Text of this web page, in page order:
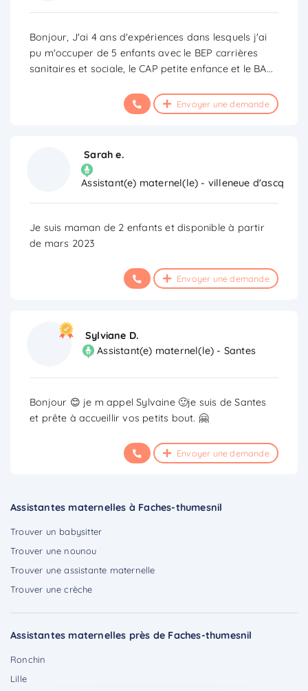
Assistantes maternelles à Faches-thumesnil
Trouver un babysitter
Trouver une nounou
Trouver une assistante maternelle
Trouver une crèche
Assistantes maternelles près de Faches-thumesnil
Ronchin
Lille
Bonjour, J'ai 4 ans d'expériences dans lesquels j'ai
pu m'occuper de 5 enfants avec le BEP carrières
sanitaires et sociale, le CAP petite enfance et le BA...
Envoyer une demande
Sarah e.
Assistant(e) maternel(le) - villeneue d'ascq
Je suis maman de 2 enfants et disponible à partir
de mars 2023
Envoyer une demande
Sylviane D.
Assistant(e) maternel(le) - Santes
Bonjour 😊 je m appel Sylvaine 🙂je suis de Santes
et prête à accueillir vos petits bout. 🤗
Envoyer une demande